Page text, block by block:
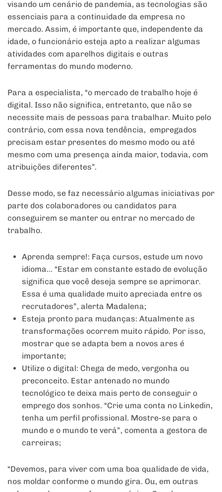
visando um cenário de pandemia, as tecnologias são
essenciais para a continuidade da empresa no
mercado. Assim, é importante que, independente da
idade, o funcionário esteja apto a realizar algumas
atividades com aparelhos digitais e outras
ferramentas do mundo moderno.
Para a especialista, “o mercado de trabalho hoje é
digital. Isso não significa, entretanto, que não se
necessite mais de pessoas para trabalhar. Muito pelo
contrário, com essa nova tendência, empregados
precisam estar presentes do mesmo modo ou até
mesmo com uma presença ainda maior, todavia, com
atribuições diferentes”.
Desse modo, se faz necessário algumas iniciativas por
parte dos colaboradores ou candidatos para
conseguirem se manter ou entrar no mercado de
trabalho.
Aprenda sempre!: Faça cursos, estude um novo
idioma… “Estar em constante estado de evolução
significa que você deseja sempre se aprimorar.
Essa é uma qualidade muito apreciada entre os
recrutadores”, alerta Madalena;
Esteja pronto para mudanças: Atualmente as
transformações ocorrem muito rápido. Por isso,
mostrar que se adapta bem a novos ares é
importante;
Utilize o digital: Chega de medo, vergonha ou
preconceito. Estar antenado no mundo
tecnológico te deixa mais perto de conseguir o
emprego dos sonhos. “Crie uma conta no Linkedin,
tenha um perfil profissional. Mostre-se para o
mundo e o mundo te verá”, comenta a gestora de
carreiras;
“Devemos, para viver com uma boa qualidade de vida,
nos moldar conforme o mundo gira. Ou, em outras